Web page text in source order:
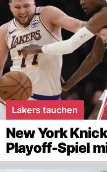
Lakers tauchen
New York
Playoff-Spiel